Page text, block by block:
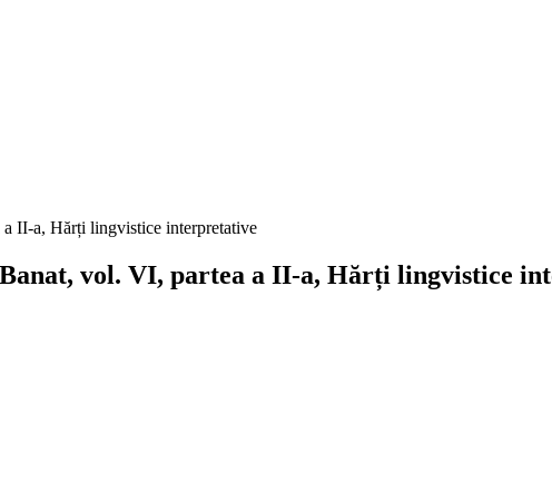
– Banat, vol. VI, partea a
vol. VI, partea a II-a, Hărți lingvistice